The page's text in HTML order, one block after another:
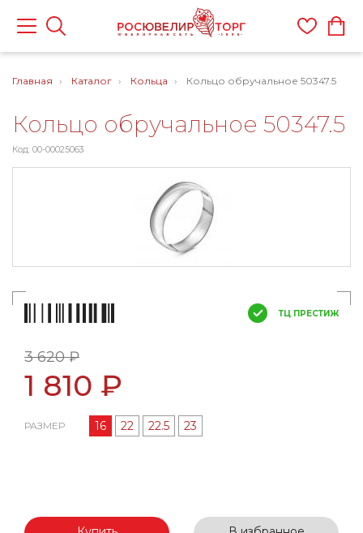
Главная Каталог Кольца Кольцо обручальное 50347.5
Кольцо обручальное 50347.5
Код: 00-00025063
ТЦ ПРЕСТИЖ
3 620 ₽
1 810 ₽
РАЗМЕР 16 22 22.5 23